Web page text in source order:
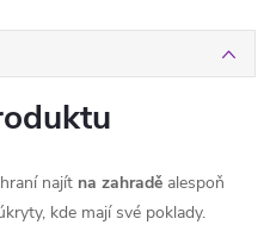
najít na zahradě alespoň
kde mají své poklady.